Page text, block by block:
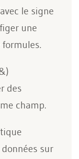
le signe
une
des
champ.
sur